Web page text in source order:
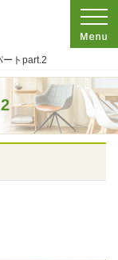
トpart.2
手がける工務店なら当社
ナリホーム】へ！